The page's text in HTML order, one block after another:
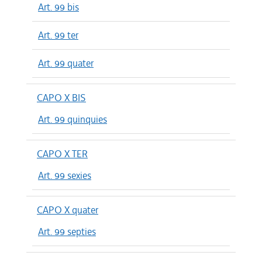
Art. 99 bis
Art. 99 ter
Art. 99 quater
CAPO X BIS
Art. 99 quinquies
CAPO X TER
Art. 99 sexies
CAPO X quater
Art. 99 septies